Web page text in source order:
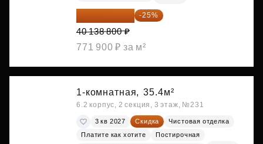
30 104 100 ₽ -25%
40 138 800 ₽
771 900 ₽ за м²
1-комнатная, 35.4м²
6.2 корпус, 2 секция, 3 этаж, №231
3 кв 2027 Скидка
Чистовая отделка
Платите как хотите
Постирочная